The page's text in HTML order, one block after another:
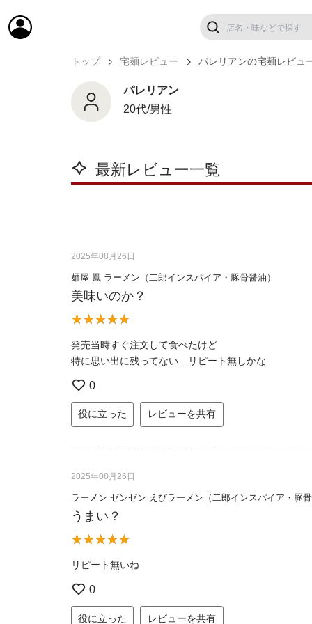
トップ 宅麺レビュー パレリアンの宅麺レビュ
パレリアン
20代/男性
最新レビュー一覧
2025年08月26日
麺屋 鳳 ラーメン（二郎インスパイア・豚骨醤油）
美味いのか？
発売当時すぐ注文して食べたけど
特に思い出に残ってない…リピート無しかな
0
役に立った レビューを共有
2025年08月26日
ラーメン ゼンゼン えびラーメン（二郎インスパイア・豚
うまい？
リピート無いね
0
役に立った レビューを共有